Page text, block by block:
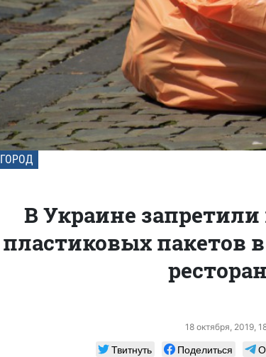
ГОРОД
В Украине
пластиковых пакетов
18 октября, 2019,
Твитнуть Поделиться